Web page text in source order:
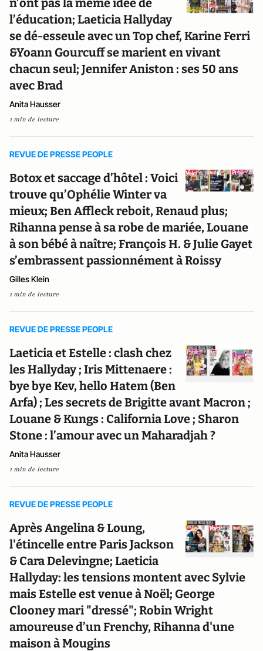
l’éducation; Laeticia Hallyday
se dé-esseule avec un Top chef, Karine Ferri
&Yoann Gourcuff se marient en vivant
chacun seul; Jennifer Aniston : ses 50 ans
avec Brad
Anita Hausser
1 min de lecture
REVUE DE PRESSE PEOPLE
Botox et saccage d’hôtel : Voici
trouve qu’Ophélie Winter va
mieux; Ben Affleck reboit, Renaud plus;
Rihanna pense à sa robe de mariée, Louane
à son bébé à naître; François H. & Julie Gayet
s’embrassent passionnément à Roissy
Gilles Klein
1 min de lecture
REVUE DE PRESSE PEOPLE
Laeticia et Estelle : clash chez
les Hallyday ; Iris Mittenaere :
bye bye Kev, hello Hatem (Ben
Arfa) ; Les secrets de Brigitte avant Macron ;
Louane & Kungs : California Love ; Sharon
Stone : l’amour avec un Maharadjah ?
Anita Hausser
1 min de lecture
REVUE DE PRESSE PEOPLE
Après Angelina & Loung,
l'étincelle entre Paris Jackson
& Cara Delevingne; Laeticia
Hallyday: les tensions montent avec Sylvie
mais Estelle est venue à Noël; George
Clooney mari "dressé"; Robin Wright
amoureuse d’un Frenchy, Rihanna d'une
maison à Mougins